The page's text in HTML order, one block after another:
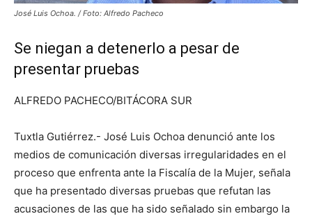
José Luis Ochoa. / Foto: Alfredo Pacheco
Se niegan a detenerlo a pesar de
presentar pruebas
ALFREDO PACHECO/BITÁCORA SUR
Tuxtla Gutiérrez.- José Luis Ochoa denunció ante los
medios de comunicación diversas irregularidades en el
proceso que enfrenta ante la Fiscalía de la Mujer, señala
que ha presentado diversas pruebas que refutan las
acusaciones de las que ha sido señalado sin embargo la